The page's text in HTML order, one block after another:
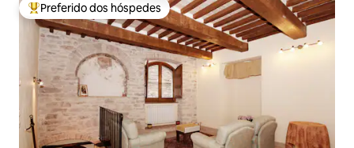
Entre os melhores preferidos dos hóspedes
Preferido dos hóspedes